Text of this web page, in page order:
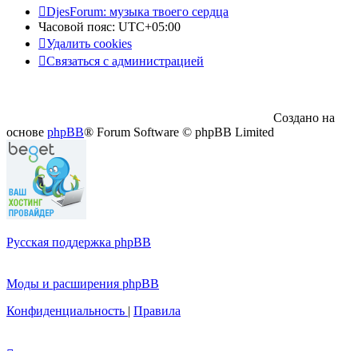
DjesForum: музыка твоего сердца
Часовой пояс: UTC+05:00
Удалить cookies
Связаться с администрацией
Создано на
основе phpBB® Forum Software © phpBB Limited
Русская поддержка phpBB
Моды и расширения phpBB
Конфиденциальность | Правила